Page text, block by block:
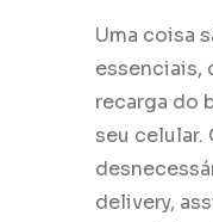
Uma coisa
essenciais,
recarga do
seu celular.
delivery,